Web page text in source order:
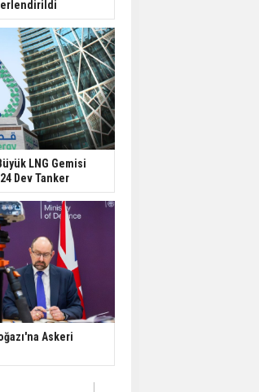
LNG Gemisi
Dev Tanker
Askeri